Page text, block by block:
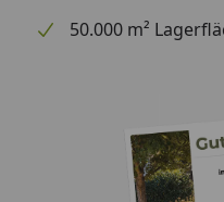
50.000 m²